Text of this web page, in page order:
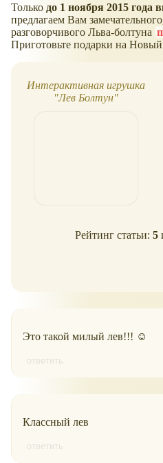
Только до 1 ноября 2015 года
предлагаем Вам
разговорчивого Льва-болтуна
Приготовьте подарки на
Интерактивная игрушка
"Лев Болтун"
Рейтинг статьи: 5
Это такой милый лев!!! ☺
ответить
Классный лев
ответить